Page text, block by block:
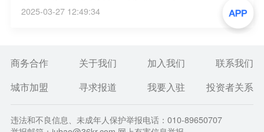
2025-03-27 12:49:34
商务合作 关于我们 加入我们
联系我们
城市加盟
寻求报道 我要入驻 投资者关系
违法和不良信息、未成年人保护举报电话：010-89650707